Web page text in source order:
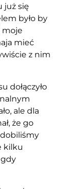
już się
było by
moje
mieć
z nim
dołączyło
ale dla
że go
kilku